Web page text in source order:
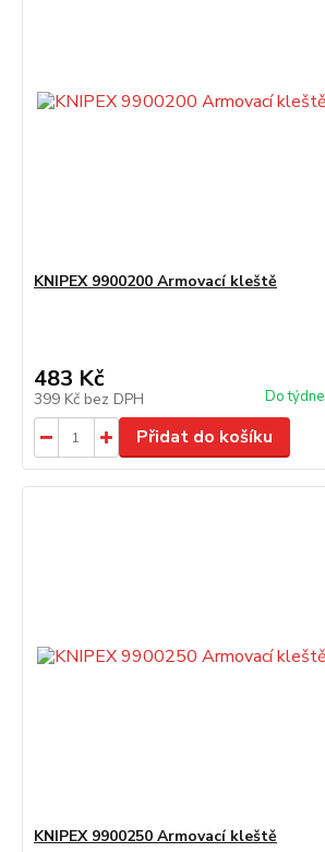
KNIPEX 9900200 Armovací kleště
483 Kč
399 Kč bez DPH Do týdne
Přidat do košíku
KNIPEX 9900250 Armovací kleště